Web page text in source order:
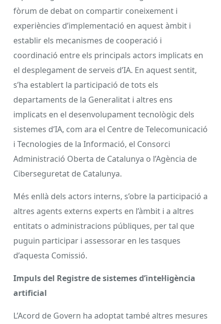
fòrum de debat on compartir coneixement i
experiències d’implementació en aquest àmbit i
establir els mecanismes de cooperació i
coordinació entre els principals actors implicats en
el desplegament de serveis d’IA. En aquest sentit,
s’ha establert la participació de tots els
departaments de la Generalitat i altres ens
implicats en el desenvolupament tecnològic dels
sistemes d’IA, com ara el Centre de Telecomunicació
i Tecnologies de la Informació, el Consorci
Administració Oberta de Catalunya o l’Agència de
Ciberseguretat de Catalunya.
Més enllà dels actors interns, s’obre la participació a
altres agents externs experts en l’àmbit i a altres
entitats o administracions públiques, per tal que
puguin participar i assessorar en les tasques
d’aquesta Comissió.
Impuls del Registre de sistemes d’intel·ligència
artificial
L’Acord de Govern ha adoptat també altres mesures